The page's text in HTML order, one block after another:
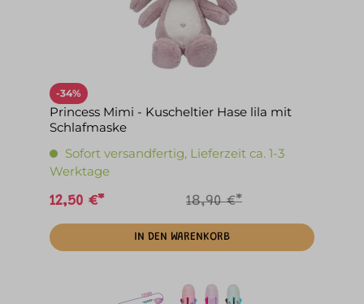
-34%
Princess Mimi - Kuscheltier Hase lila mit
Schlafmaske
Sofort versandfertig, Lieferzeit ca. 1-3
Werktage
12,50 €* 18,90 €*
IN DEN WARENKORB